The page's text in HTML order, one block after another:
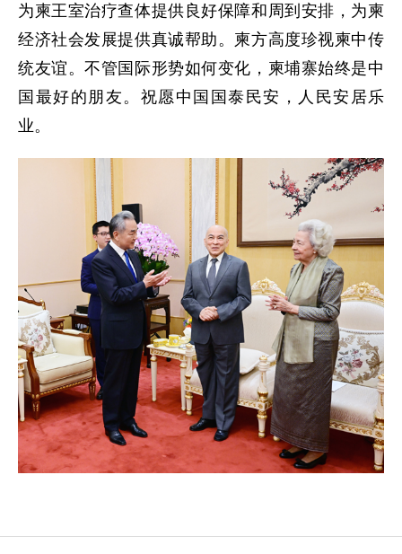
为柬王室治疗查体提供良好保障和周到安排，为柬
经济社会发展提供真诚帮助。柬方高度珍视柬中传
统友谊。不管国际形势如何变化，柬埔寨始终是中
国最好的朋友。祝愿中国国泰民安，人民安居乐
业。